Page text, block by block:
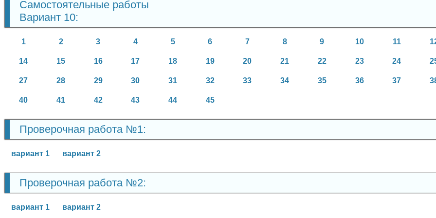
Самостоятельные работы
Вариант 10:
1 2 3 4 5 6 7 8 9 10 11
14 15 16 17 18 19 20 21 22 23 24
27 28 29 30 31 32 33 34 35 36 37
40 41 42 43 44 45
Проверочная работа №1:
вариант 1 вариант 2
Проверочная работа №2:
вариант 1 вариант 2